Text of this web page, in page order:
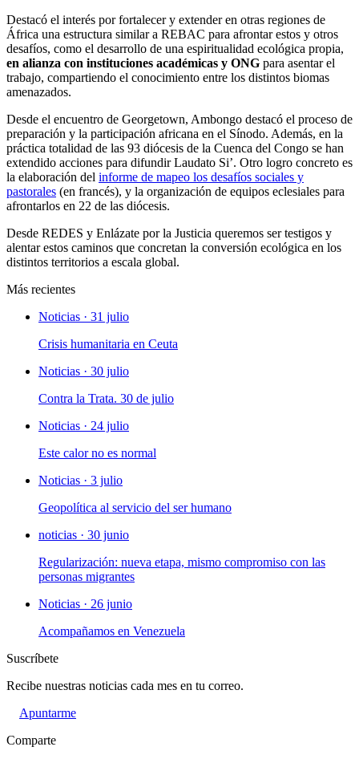
Destacó el interés por fortalecer y extender en otras regiones de
África una estructura similar a REBAC para afrontar estos y otros
desafíos, como el desarrollo de una espiritualidad ecológica propia,
en alianza con instituciones académicas y ONG para asentar el
trabajo, compartiendo el conocimiento entre los distintos biomas
amenazados.
Desde el encuentro de Georgetown, Ambongo destacó el proceso de
preparación y la participación africana en el Sínodo. Además, en la
práctica totalidad de las 93 diócesis de la Cuenca del Congo se han
extendido acciones para difundir Laudato Si’. Otro logro concreto es
la elaboración del informe de mapeo los desafíos sociales y
pastorales (en francés), y la organización de equipos eclesiales para
afrontarlos en 22 de las diócesis.
Desde REDES y Enlázate por la Justicia queremos ser testigos y
alentar estos caminos que concretan la conversión ecológica en los
distintos territorios a escala global.
Más recientes
Noticias · 31 julio
Crisis humanitaria en Ceuta
Noticias · 30 julio
Contra la Trata. 30 de julio
Noticias · 24 julio
Este calor no es normal
Noticias · 3 julio
Geopolítica al servicio del ser humano
noticias · 30 junio
Regularización: nueva etapa, mismo compromiso con las
personas migrantes
Noticias · 26 junio
Acompañamos en Venezuela
Suscríbete
Recibe nuestras noticias cada mes en tu correo.
Apuntarme
Comparte